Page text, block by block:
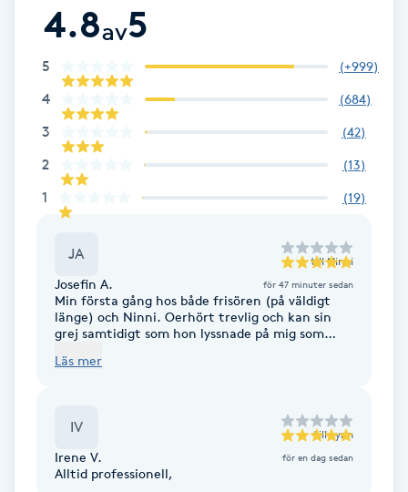
Hatha Yoga
Headspa
Healing
Herrklippning
Hollywood Peel
Hot Stone Massage
Hudföryngring
Huduppstramning
4.8av5
5 (+999)
4 (684)
3 (42)
2 (13)
1 (19)
JA till Ninni
Josefin A. för 47 minuter sedan
Min första gång hos både frisören (på väldigt
länge) och Ninni. Oerhört trevlig och kan sin
grej samtidigt som hon lyssnade på mig som
Läs mer
IV till Lynn
Irene V. för en dag sedan
Alltid professionell,